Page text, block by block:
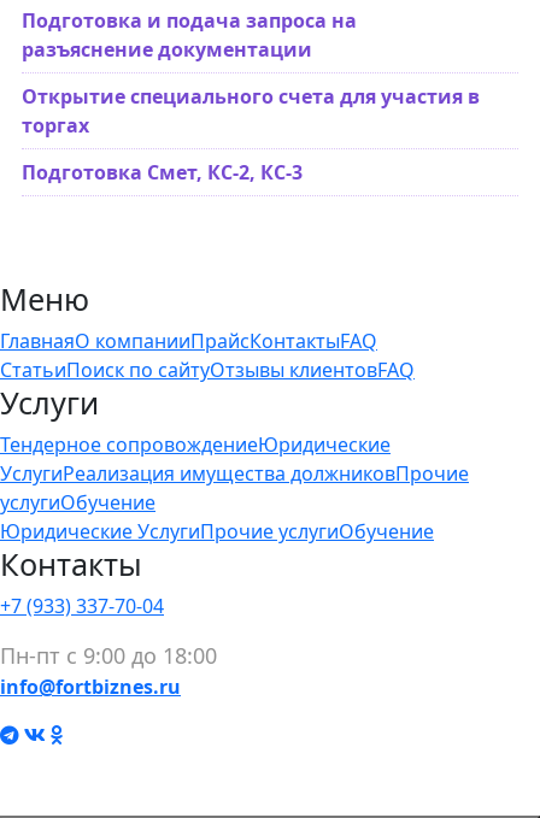
Подготовка и подача запроса на
разъяснение документации
Открытие специального счета для участия в
торгах
Подготовка Смет, КС-2, КС-3
Меню
ГлавнаяО компанииПрайсКонтактыFAQ
СтатьиПоиск по сайтуОтзывы клиентовFAQ
Услуги
Тендерное сопровождениеЮридические
УслугиРеализация имущества должниковПрочие
услугиОбучение
Юридические УслугиПрочие услугиОбучение
Контакты
+7 (933) 337-70-04
Пн-пт с 9:00 до 18:00
info@fortbiznes.ru